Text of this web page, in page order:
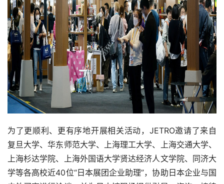
为了更顺利、更有序地开展相关活动，JETRO邀请了来自
复旦大学、华东师范大学、上海理工大学、上海交通大学、
上海杉达学院、上海外国语大学贤达经济人文学院、同济大
学等各高校近40位“日本展团企业助理”，协助日本企业与国